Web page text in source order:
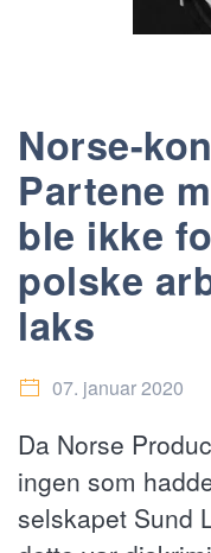
Norse-
Partene
ble ikke
polske
laks
07. januar 2020
Da Norse
ingen som
selskapet Sund